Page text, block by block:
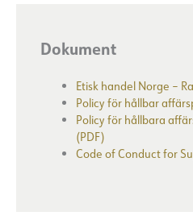
Dokument
Etisk handel Norge –
Policy för hållbar
Policy för hållbara
(PDF)
Code of Conduct for